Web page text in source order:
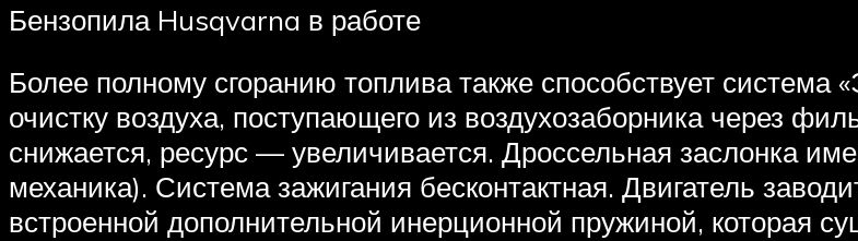
Бензопила Husqvarna в работе
Более полному сгоранию топлива также способствует
очистку воздуха, поступающего из воздухозаборника через
снижается, ресурс — увеличивается. Дроссельная заслонка
механика). Система зажигания бесконтактная. Двигатель
встроенной дополнительной инерционной пружиной, которая